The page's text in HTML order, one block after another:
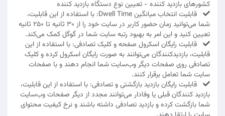
کشورهای بازدید کننده - تعیین نوع دستگاه بازدید کننده
قابلیت انتخاب میانگین Dwell Time: با استفاده از این قابلیت،
شما می‌توانید زمان حضور کاربر در سایت خود را از 30 ثانیه تا 250 ثانیه
تعیین کنید و این امر به بهبود رتبه سایت شما در گوگل کمک می‌کند.
قابلیت رایگان اسکرول صفحه و کلیک تصادفی: با استفاده از این
قابلیت، بازدیدکنندگان می‌توانند به صورت رایگان اسکرول کرده و کلیک
تصادفی روی صفحات دیگر وب‌سایت شما انجام دهند و با صفحات
سایت شما تعامل برقرار کنند.
قابلیت رایگان بازدید بازگشتی و تصادفی: با استفاده از این قابلیت،
بازدید کنندگان قبلی یا وفادار می‌توانند مجدد از دیگر صفحات وب‌سایت
شما بازگشت کرده و بازدید تصادفی داشته باشند و نرخ کیفیت محتوای